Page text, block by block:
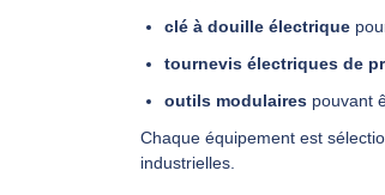
clé à douille électrique
tournevis électriques de
outils modulaires pouvant
Chaque équipement est
industrielles.